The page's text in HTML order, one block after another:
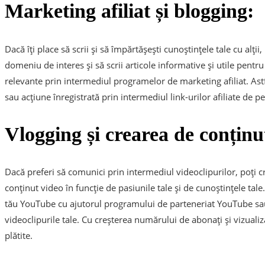
Marketing afiliat și blogging:
Dacă îți place să scrii și să împărtășești cunoștințele tale cu
domeniu de interes și să scrii articole informative și utile
relevante prin intermediul programelor de marketing afiliat.
sau acțiune înregistrată prin intermediul link-urilor afiliate de
Vlogging și crearea de
Dacă preferi să comunici prin intermediul videoclipurilor, poți
conținut video în funcție de pasiunile tale și de cunoștințele
tău YouTube cu ajutorul programului de parteneriat YouTube
videoclipurile tale. Cu creșterea numărului de abonați și
plătite.